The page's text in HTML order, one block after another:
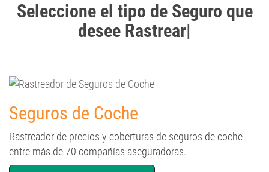
Seleccione el tipo de Seguro que
desee Rastrear|
Seguros de Coche
Rastreador de precios y coberturas de seguros de coche
entre más de 70 compañías aseguradoras.